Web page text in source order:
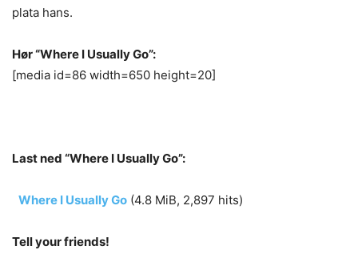
plata hans.
Hør “Where I Usually Go”:
[media id=86 width=650 height=20]
Last ned “Where I Usually Go”:
Where I Usually Go (4.8 MiB, 2,897 hits)
Tell your friends!